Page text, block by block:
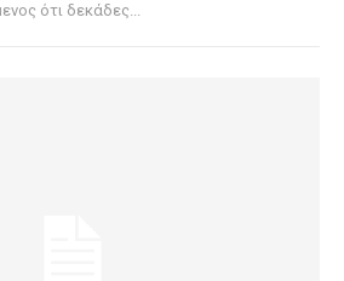
ότι δεκάδες...